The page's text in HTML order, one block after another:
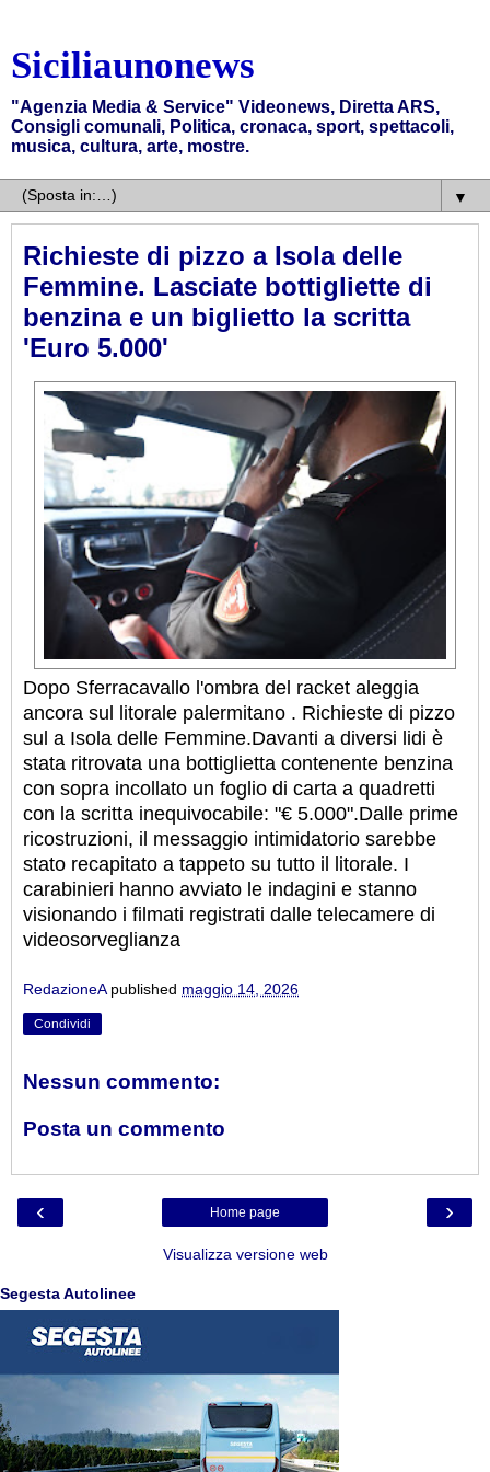
Siciliaunonews
"Agenzia Media & Service" Videonews, Diretta ARS,
Consigli comunali, Politica, cronaca, sport, spettacoli,
musica, cultura, arte, mostre.
▼
Richieste di pizzo a Isola delle
Femmine. Lasciate bottigliette di
benzina e un biglietto la scritta
'Euro 5.000'
Dopo Sferracavallo l'ombra del racket aleggia
ancora sul litorale palermitano . Richieste di pizzo
sul a Isola delle Femmine.Davanti a diversi lidi è
stata ritrovata una bottiglietta contenente benzina
con sopra incollato un foglio di carta a quadretti
con la scritta inequivocabile: "€ 5.000".Dalle prime
ricostruzioni, il messaggio intimidatorio sarebbe
stato recapitato a tappeto su tutto il litorale. I
carabinieri hanno avviato le indagini e stanno
visionando i filmati registrati dalle telecamere di
videosorveglianza
RedazioneA published maggio 14, 2026
Condividi
Nessun commento:
Posta un commento
‹ ›
Home page
Visualizza versione web
Segesta Autolinee